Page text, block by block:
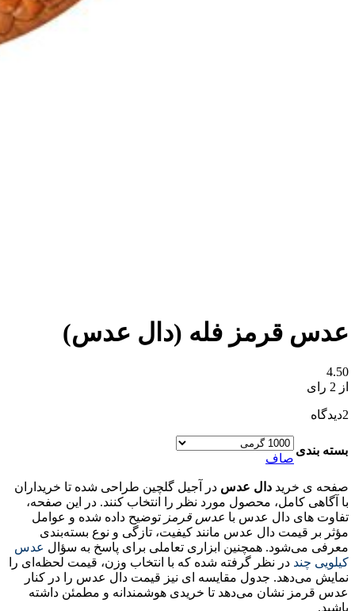
عدس قرمز فله (دال عدس)
4.50
از 2 رای
2دیدگاه
بسته بندی
صاف
صفحه‌ ی خرید دال عدس در آجیل گلچین طراحی شده تا خریداران
با آگاهی کامل، محصول مورد نظر را انتخاب کنند. در این صفحه،
تفاوت‌ های دال عدس با عدس قرمز توضیح داده شده و عوامل
مؤثر بر قیمت دال عدس مانند کیفیت، تازگی و نوع بسته‌بندی
معرفی می‌شود. همچنین ابزاری تعاملی برای پاسخ به سؤال عدس
کیلویی چند در نظر گرفته شده که با انتخاب وزن، قیمت لحظه‌ای را
نمایش می‌دهد. جدول مقایسه‌ ای نیز قیمت دال عدس را در کنار
عدس قرمز نشان می‌دهد تا خریدی هوشمندانه و مطمئن داشته
باشید.